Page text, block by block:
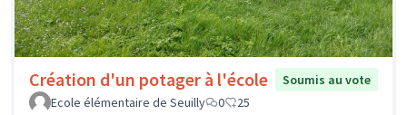
Création d'un potager à l'école
Soumis au vote
Ecole élémentaire de Seuilly
0 25